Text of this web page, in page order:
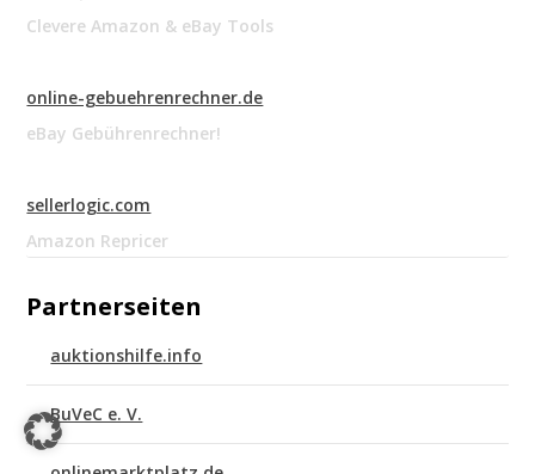
Clevere Amazon & eBay Tools
online-gebuehrenrechner.de
eBay Gebührenrechner!
sellerlogic.com
Amazon Repricer
Partnerseiten
auktionshilfe.info
BuVeC e. V.